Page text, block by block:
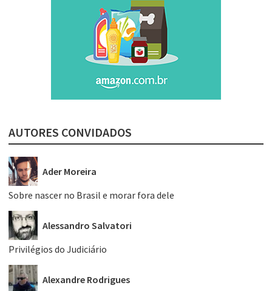
AUTORES CONVIDADOS
Ader Moreira
Sobre nascer no Brasil e morar fora dele
Alessandro Salvatori
Privilégios do Judiciário
Alexandre Rodrigues